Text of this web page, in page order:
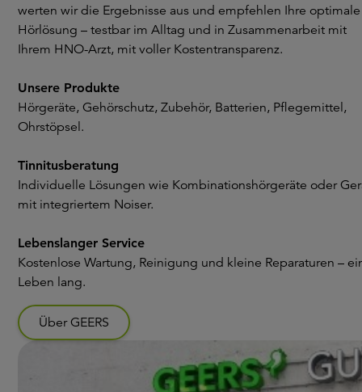
werten wir die Ergebnisse aus und empfehlen Ihre optimale
Hörlösung – testbar im Alltag und in Zusammenarbeit mit
Ihrem HNO-Arzt, mit voller Kostentransparenz.
Unsere Produkte
Hörgeräte, Gehörschutz, Zubehör, Batterien, Pflegemittel,
Ohrstöpsel.
Tinnitusberatung
Individuelle Lösungen wie Kombinationshörgeräte oder
mit integriertem Noiser.
Lebenslanger Service
Kostenlose Wartung, Reinigung und kleine Reparaturen –
Leben lang.
Über GEERS